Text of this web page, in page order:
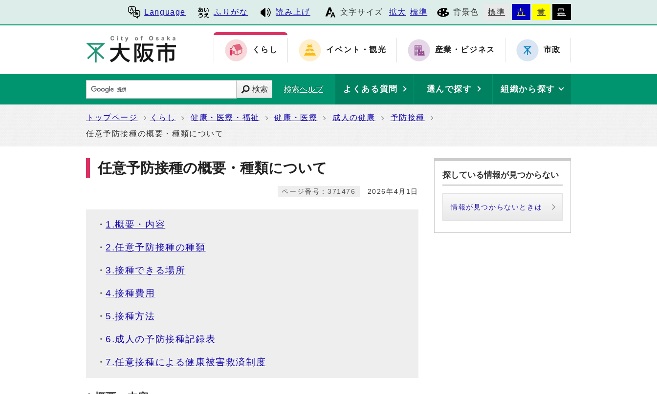
Language ふりがな 読み上げ 文字サイズ 拡大 標準 背景色 標準 青 黄 黒
くらし イベント・観光 産業・ビジネス 市政
検索 検索ヘルプ よくある質問 選んで探す 組織から探す
トップページ くらし 健康・医療・福祉 健康・医療 成人の健康
予防接種
任意予防接種の概要・種類について
任意予防接種の概要・種類について
2026年4月1日
ページ番号：371476
1.概要・内容
2.任意予防接種の種類
3.接種できる場所
4.接種費用
5.接種方法
6.成人の予防接種記録表
7.任意接種による健康被害救済制度
探している情報が見つからない
情報が見つからないときは